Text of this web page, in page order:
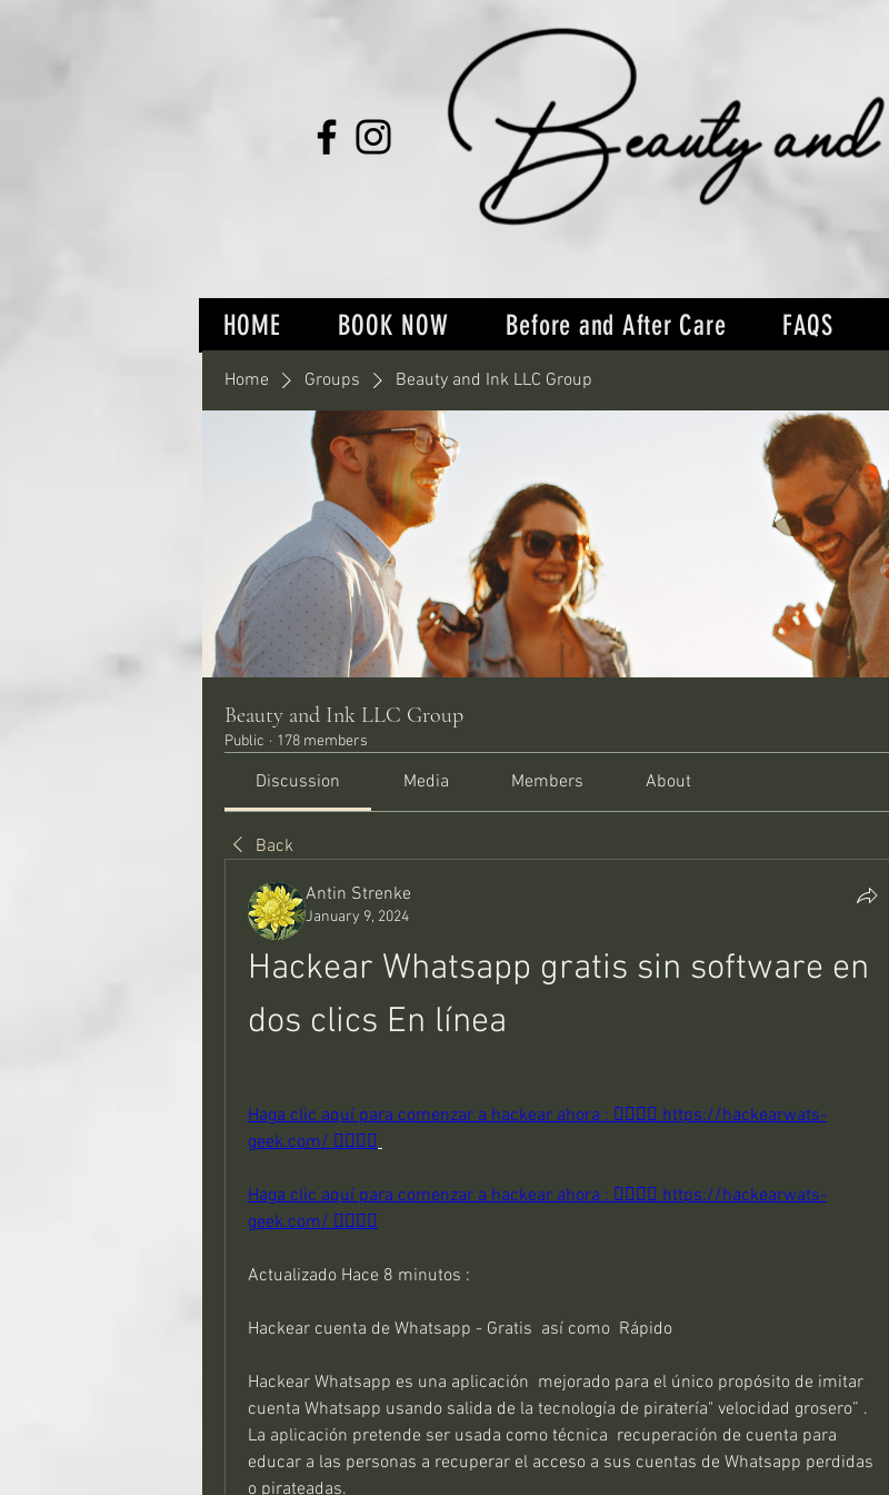
HOME BOOK NOW Before and After Care FAQS
Home Groups Beauty and Ink LLC Group
Beauty and Ink LLC Group
Public · 178 members
Discussion Media Members About
Back
Antin Strenke
January 9, 2024
Hackear Whatsapp gratis sin software en
dos clics En línea
Haga clic aquí para comenzar a hackear ahora : 👉🏻👉🏻 https://hackearwats-
geek.com/ 👈🏻👈🏻
Haga clic aquí para comenzar a hackear ahora : 👉🏻👉🏻 https://hackearwats-
geek.com/ 👈🏻👈🏻
Actualizado Hace 8 minutos :
Hackear cuenta de Whatsapp - Gratis  así como  Rápido
Hackear Whatsapp es una aplicación  mejorado para el único propósito de imitar
cuenta Whatsapp usando salida de la tecnología de piratería" velocidad grosero” .
La aplicación pretende ser usada como técnica  recuperación de cuenta para
educar a las personas a recuperar el acceso a sus cuentas de Whatsapp perdidas
o pirateadas.